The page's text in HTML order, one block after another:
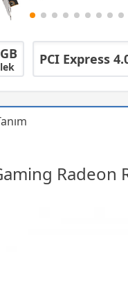
PCI Express
Radeon